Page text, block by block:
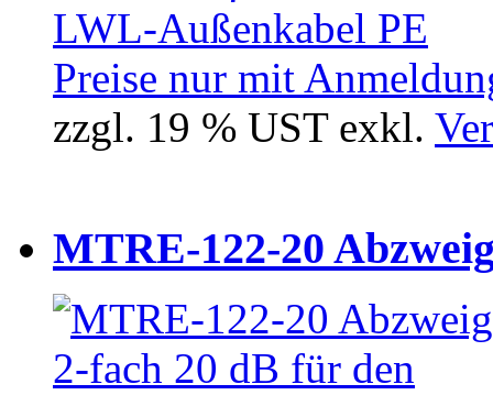
Preise nur mit
zzgl. 19 % UST exkl.
MTRE-122-20